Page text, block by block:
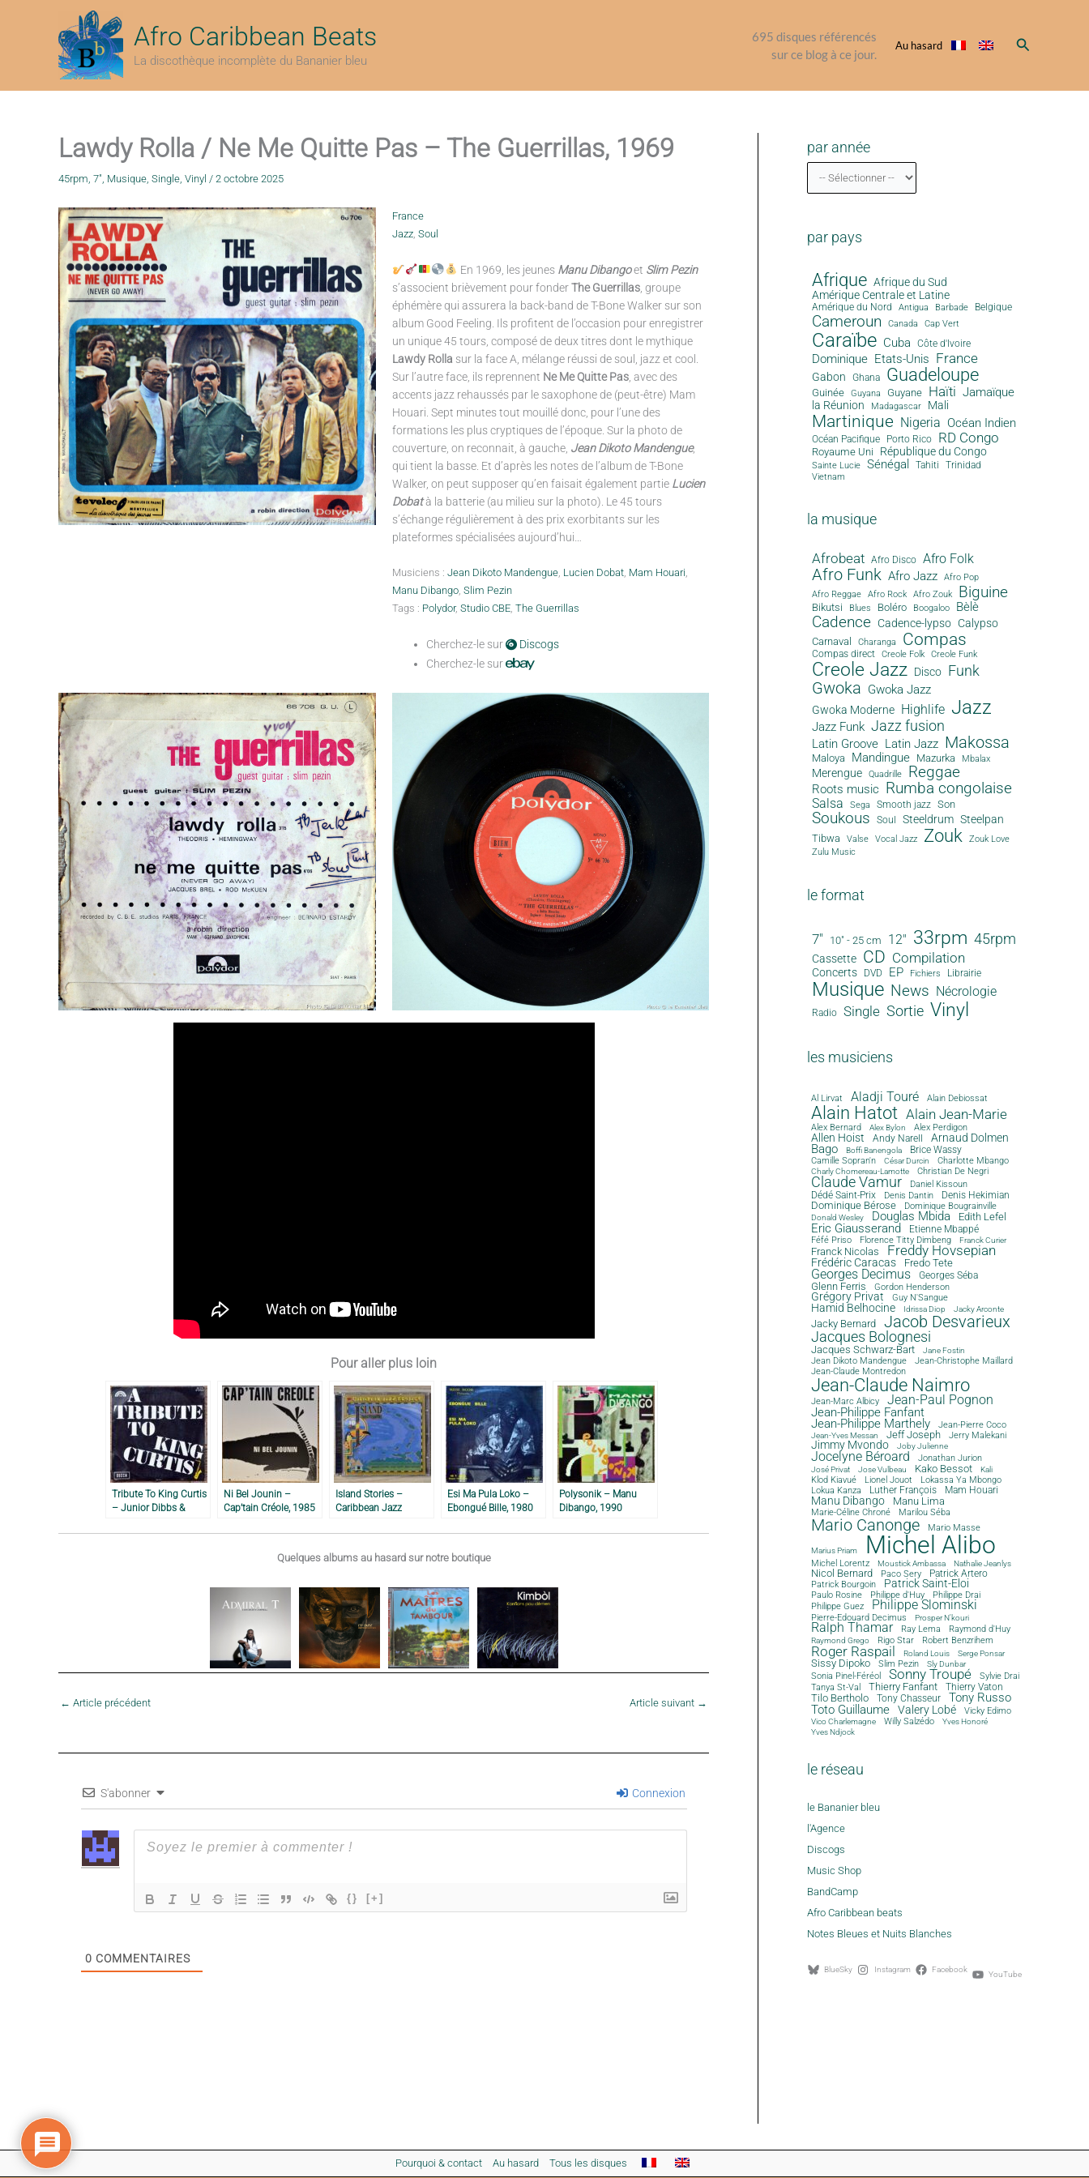
Afro Caribbean Beats
La discothèque incomplète du Bananier bleu
695 disques référencés
sur ce blog à ce jour.
Au hasard Rechercher
Lawdy Rolla / Ne Me Quitte Pas – The Guerrillas, 1969
45rpm, 7", Musique, Single, Vinyl / 2 octobre 2025
France
Jazz, Soul
En 1969, les jeunes Manu Dibangoet Slim Pezin
s’associent brièvement pour fonderThe Guerrillas, groupe
éphémère qui assurera la back-band de T-Bone Walker sur son
album Good Feeling. Ils profitent de l’occasion pour enregistrer
un unique 45 tours, composé de deux titres dont le mythique
Lawdy Rolla sur la face A, mélange réussi de soul, jazz et cool.
Sur l’autre face, ils reprennent Ne Me Quitte Pas, avec des
accents jazz rehaussés par le saxophone de (peut-être) Mam
Houari. Sept minutes tout mouillé donc, pour l’une des
formations les plus cryptiques de l’époque. Sur la photo de
couverture, on reconnait, à gauche, Jean Dikoto Mandengue,
qui tient la basse. Et d’après les notes de l’album de T-Bone
Walker, on peut supposer qu’en faisait également partie Lucien
Dobatà la batterie (au milieu sur la photo). Le 45 tours
s’échange régulièrement à des prix exorbitants sur les
plateformes spécialisées aujourd’hui…
Musiciens : Jean Dikoto Mandengue, Lucien Dobat, Mam Houari,
Manu Dibango, Slim Pezin
Tags : Polydor, Studio CBE, The Guerrillas
Cherchez-le sur
Discogs
Cherchez-le sur
Pour aller plus loin
Tribute To King Curtis
– Junior Dibbs &
Ni Bel Jounin –
Cap’tain Créole, 1985
Island Stories –
Caribbean Jazz
Esi Ma Pula Loko –
Ebongué Bille, 1980
Polysonik – Manu
Dibango, 1990
Quelques albums au hasard sur notre boutique
← Article précédent Article suivant →
S'abonner Connexion
{} [+]
0 COMMENTAIRES
par année
par pays
Afrique Afrique du Sud
Amérique Centrale et Latine
Amérique du Nord Antigua Barbade Belgique
Cameroun Canada Cap Vert
Caraïbe Cuba Côte d'Ivoire
Dominique Etats-Unis France
Gabon Ghana Guadeloupe
Guinée Guyana Guyane Haïti Jamaïque
la Réunion Madagascar Mali
Martinique Nigeria Océan Indien
Océan Pacifique Porto Rico RD Congo
Royaume Uni République du Congo
Sainte Lucie Sénégal Tahiti Trinidad
Vietnam
la musique
Afrobeat Afro Disco Afro Folk
Afro Funk Afro Jazz
Afro Pop
Afro Reggae
Afro Rock Afro Zouk Biguine
Bikutsi Blues Boléro Boogaloo Bèlè
Cadence Cadence-lypso Calypso
Carnaval Charanga Compas
Compas direct Creole Folk Creole Funk
Creole Jazz Disco Funk
Gwoka Gwoka Jazz
Gwoka Moderne Highlife Jazz
Jazz Funk Jazz fusion
Latin Groove Latin Jazz Makossa
Maloya Mandingue Mazurka Mbalax
Merengue Quadrille Reggae
Roots music Rumba congolaise
Salsa Sega Smooth jazz Son
Soukous Soul Steeldrum Steelpan
Tibwa Valse Vocal Jazz Zouk
Zouk Love
Zulu Music
le format
7" 10" - 25 cm 12" 33rpm 45rpm
Cassette CD Compilation
Concerts DVD EP Fichiers Librairie
Musique News Nécrologie
Radio Single Sortie Vinyl
les musiciens
Al Lirvat Aladji Touré Alain Debiossat
Alain Hatot Alain Jean-Marie
Alex Bernard Alex Bylon Alex Perdigon
Allen Hoist Andy Narell Arnaud Dolmen
Bago Boffi Banengola
Brice Wassy
Camille Sopran'n
César Durcin Charlotte Mbango
Charly Chomereau-Lamotte Christian De Negri
Claude Vamur Daniel Kissoun
Dédé Saint-Prix Denis Dantin Denis Hekimian
Dominique Bérose Dominique Bougrainville
Donald Wesley Douglas Mbida Edith Lefel
Eric Giausserand Etienne Mbappé
Féfé Priso Florence Titty Dimbeng Franck Curier
Franck Nicolas Freddy Hovsepian
Frédéric Caracas Fredo Tete
Georges Decimus Georges Séba
Glenn Ferris Gordon Henderson
Grégory Privat Guy N'Sangue
Hamid Belhocine Idrissa Diop Jacky Arconte
Jacky Bernard Jacob Desvarieux
Jacques Bolognesi
Jacques Schwarz-Bart Jane Fostin
Jean Dikoto Mandengue
Jean-Christophe Maillard
Jean-Claude Montredon
Jean-Claude Naimro
Jean-Marc Albicy Jean-Paul Pognon
Jean-Philippe Fanfant
Jean-Philippe Marthely Jean-Pierre Coco
Jean-Yves Messan Jeff Joseph Jerry Malekani
Jimmy Mvondo Joby Julienne
Jocelyne Béroard Jonathan Jurion
José Privat Jose Vulbeau Kako Bessot Kali
Klod Kiavué Lionel Jouot
Lokassa Ya Mbongo
Lokua Kanza
Luther François Mam Houari
Manu Dibango Manu Lima
Marie-Céline Chroné Marilou Séba
Mario Canonge Mario Masse
Marius Priam Michel Alibo
Michel Lorentz Moustick Ambassa Nathalie Jeanlys
Nicol Bernard Paco Sery
Patrick Artero
Patrick Bourgoin
Patrick Saint-Eloi
Paulo Rosine Philippe d'Huy
Philippe Drai
Philippe Guez
Philippe Slominski
Pierre-Edouard Decimus Prosper N'kouri
Ralph Thamar Ray Lema Raymond d'Huy
Raymond Grego Rigo Star Robert Benzrihem
Roger Raspail Roland Louis Serge Ponsar
Sissy Dipoko Slim Pezin Sly Dunbar
Sonia Pinel-Féréol Sonny Troupé Sylvie Drai
Tanya St-Val Thierry Fanfant Thierry Vaton
Tilo Bertholo Tony Chasseur
Tony Russo
Toto Guillaume
Valery Lobé Vicky Edimo
Vico Charlemagne Willy Salzédo
Yves Honoré
Yves Ndjock
le réseau
le Bananier bleu
l'Agence
Discogs
Music Shop
BandCamp
Afro Caribbean beats
Notes Bleues et Nuits Blanches
BlueSky Instagram Facebook YouTube
Pourquoi & contact Au hasard Tous les disques